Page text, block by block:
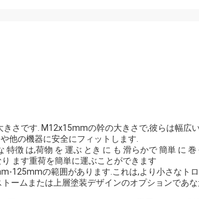
さです. M12x15mmの幹の大きさで,彼らは幅広
他の機器に安全にフィットします.
特徴 は,荷物 を 運ぶ とき に も 滑らかで 簡単 に
ます重荷を簡単に運ぶことができます
125mmの範囲があります.これは,より小さなト
ームまたは上層塗装デザインのオプションであ